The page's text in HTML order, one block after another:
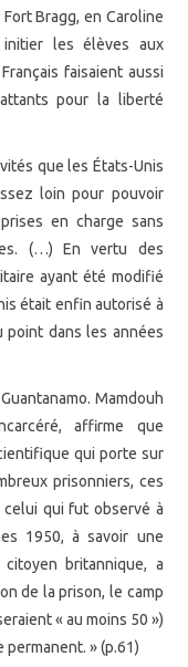
Bragg, en Caroline
les élèves aux
faisaient aussi
pour la liberté
que les États-Unis
loin pour pouvoir
en charge sans
(…) En vertu des
ayant été modifié
était enfin autorisé à
point dans les années
Mamdouh
affirme que
qui porte sur
prisonniers, ces
qui fut observé à
1950, à savoir une
britannique, a
de la prison, le camp
« au moins 50 »)
permanent. » (p.61)